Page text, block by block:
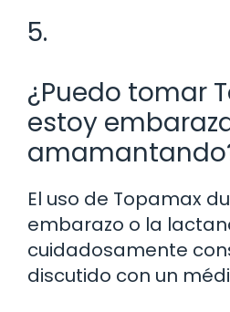
5.
¿Puedo tomar
estoy
El uso de Topamax
embarazo o la
cuidadosamente
discutido con un